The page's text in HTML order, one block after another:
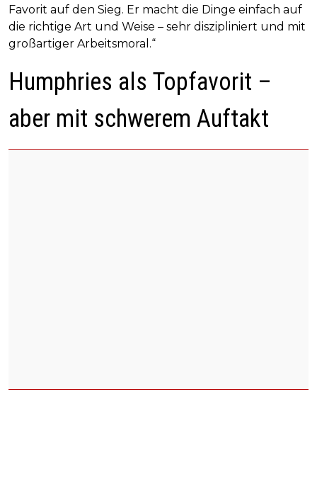
Favorit auf den Sieg. Er macht die Dinge einfach auf
die richtige Art und Weise – sehr diszipliniert und mit
großartiger Arbeitsmoral.“
Humphries als Topfavorit –
aber mit schwerem Auftakt